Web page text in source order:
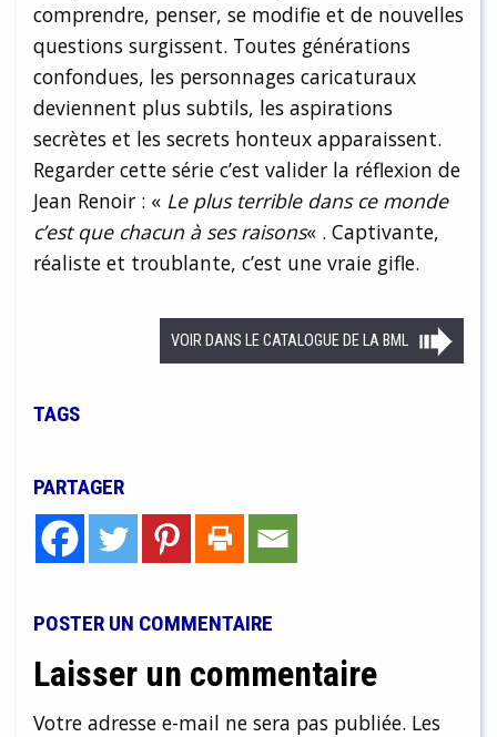
comprendre, penser, se modifie et de nouvelles
questions surgissent. Toutes générations
confondues, les personnages caricaturaux
deviennent plus subtils, les aspirations
secrètes et les secrets honteux apparaissent.
Regarder cette série c’est valider la réflexion de
Jean Renoir : « Le plus terrible dans ce monde
c’est que chacun à ses raisons« . Captivante,
réaliste et troublante, c’est une vraie gifle.
VOIR DANS LE CATALOGUE DE LA BML
TAGS
PARTAGER
POSTER UN COMMENTAIRE
Laisser un commentaire
Votre adresse e-mail ne sera pas publiée. Les